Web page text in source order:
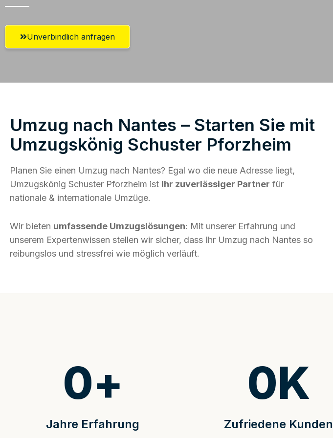
Unverbindlich anfragen
Umzug nach Nantes – Starten Sie mit
Umzugskönig Schuster Pforzheim
Planen Sie einen Umzug nach Nantes? Egal wo die neue Adresse liegt,
Umzugskönig Schuster Pforzheim ist Ihr zuverlässiger Partner für
nationale & internationale Umzüge.
Wir bieten umfassende Umzugslösungen: Mit unserer Erfahrung und
unserem Expertenwissen stellen wir sicher, dass Ihr Umzug nach Nantes so
reibungslos und stressfrei wie möglich verläuft.
Jahre Erfahrung
0+
Zufriedene Kunden
0K